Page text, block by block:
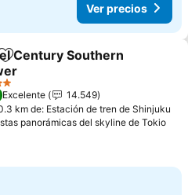
Ver precios
Agregar a favoritos
Century Southern
Excelente
14.549
km de: Estación de tren de Shinjuku
panorámicas del skyline de Tokio